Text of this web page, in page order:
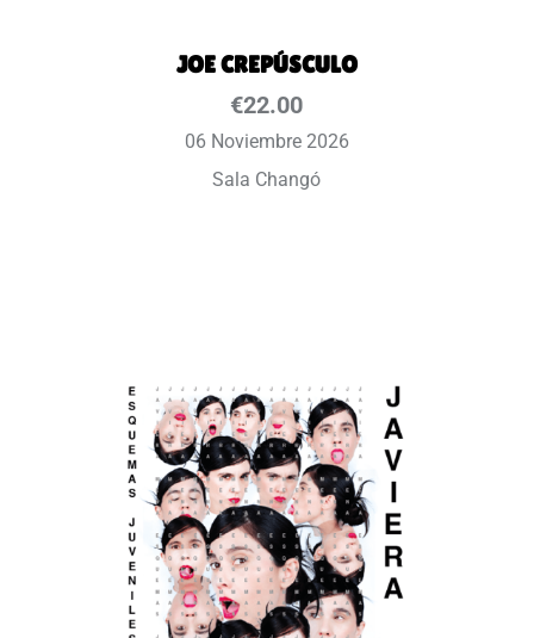
JOE CREPÚSCULO
€22.00
06 Noviembre 2026
Sala Changó